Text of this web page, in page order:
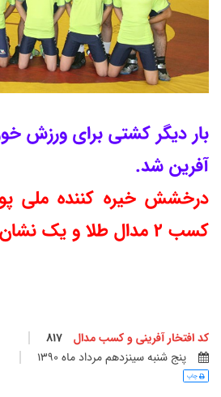
بار دیگر کشتی برای ورزش
آفرین شد.
درخشش خیره کننده ملی
کسب 2 مدال طلا و یک نشان نقره.
کد افتخار آفرینی و کسب مدال
پنج شنبه سينزدهم مرداد ماه 1390
چاپ